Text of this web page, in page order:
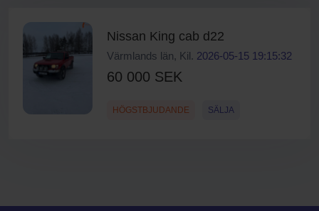
Nissan King cab d22
Värmlands län, Kil. 2026-05-15 19:15:32
60 000 SEK
HÖGSTBJUDANDE SÄLJA